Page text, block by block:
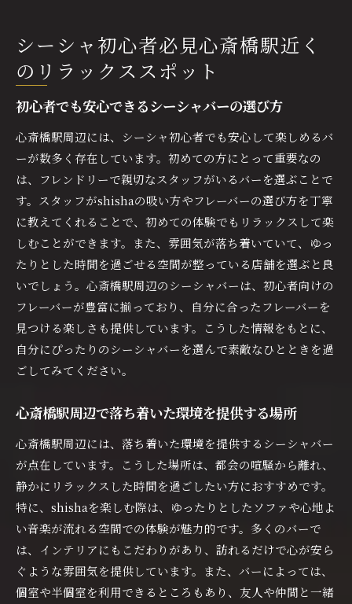
心斎橋駅近くで初心者向けのシーシャ体験
心斎橋駅周辺でシーシャを楽しむならここがおすす
地元で評判のシーシャバー紹介
ユニークなフレーバーが楽しめるバースポット
心斎橋の夜を彩るシーシャバーの魅力
友達と訪れるのに最適な場所
シーシャバーでの過ごし方ガイド
心斎橋駅周辺で外せないシーシャスポット
シーシャ愛好者が集う心斎橋の隠れた名店特集
常連が通う隠れ家的なシーシャバー
心斎橋の夜を楽しむためのおすすめスポット
隠れた名店のフレーバー特集
心斎橋のシーシャシーンを探索
愛好者に人気のシーシャバー紹介
う
多彩なフレーバーを楽しめるバー
シーシャバーの雰囲気の違いを比較
個性を感じるシーシャの楽しみ方
心斎橋のシーシャバーで特別な体験を
初めてのシーシャバー選びのポイント
心斎橋で忘れられない夜を過ごそう
シーシャ初心者必見心斎橋駅近く
のリラックススポット
初心者でも安心できるシーシャバーの選び方
心斎橋駅周辺には、シーシャ初心者でも安心して楽しめるバ
ーが数多く存在しています。初めての方にとって重要なの
は、フレンドリーで親切なスタッフがいるバーを選ぶことで
す。スタッフがshishaの吸い方やフレーバーの選び方を丁寧
に教えてくれることで、初めての体験でもリラックスして楽
しむことができます。また、雰囲気が落ち着いていて、ゆっ
たりとした時間を過ごせる空間が整っている店舗を選ぶと良
いでしょう。心斎橋駅周辺のシーシャバーは、初心者向けの
フレーバーが豊富に揃っており、自分に合ったフレーバーを
見つける楽しさも提供しています。こうした情報をもとに、
自分にぴったりのシーシャバーを選んで素敵なひとときを過
ごしてみてください。
心斎橋駅周辺で落ち着いた環境を提供する場所
心斎橋駅周辺には、落ち着いた環境を提供するシーシャバー
が点在しています。こうした場所は、都会の喧騒から離れ、
静かにリラックスした時間を過ごしたい方におすすめです。
特に、shishaを楽しむ際は、ゆったりとしたソファや心地よ
い音楽が流れる空間での体験が魅力的です。多くのバーで
は、インテリアにもこだわりがあり、訪れるだけで心が安ら
ぐような雰囲気を提供しています。また、バーによっては、
個室や半個室を利用できるところもあり、友人や仲間と一緒